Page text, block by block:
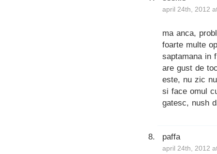
april 24th, 2012
ma anca,
foarte multe
saptamana in
are gust de
este, nu zic
si face omul
gatesc, nush
paffa
april 24th, 2012